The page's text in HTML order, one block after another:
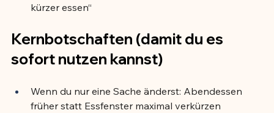
kürzer essen“
Kernbotschaften (damit du es
sofort nutzen kannst)
Wenn du nur eine Sache änderst: Abendessen
früher statt Essfenster maximal verkürzen